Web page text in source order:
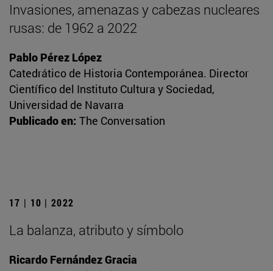
Invasiones, amenazas y cabezas nucleares
rusas: de 1962 a 2022
Pablo Pérez López
Catedrático de Historia Contemporánea. Director
Científico del Instituto Cultura y Sociedad,
Universidad de Navarra
Publicado en: The Conversation
17 | 10 | 2022
La balanza, atributo y símbolo
Ricardo Fernández Gracia